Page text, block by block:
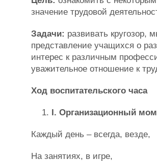
значение трудовой
Задачи: развивать
представление учащихся о
интерес к различным
уважительное отношение к
Ход воспитательского часа
I. Организационный
Каждый день – всегда, везде,
На занятиях, в игре,